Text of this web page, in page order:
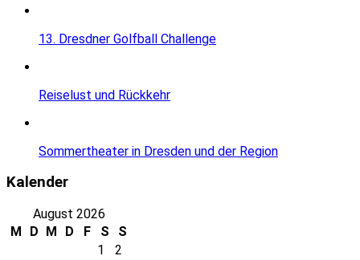
13. Dresdner Golfball Challenge
Reiselust und Rückkehr
Sommertheater in Dresden und der Region
Kalender
August 2026
M
D M D F S
S
1
2